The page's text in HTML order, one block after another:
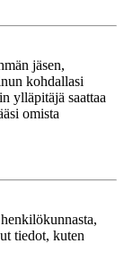
jäsen,
kohdallasi
ylläpitäjä saattaa
omista
tiedot, kuten